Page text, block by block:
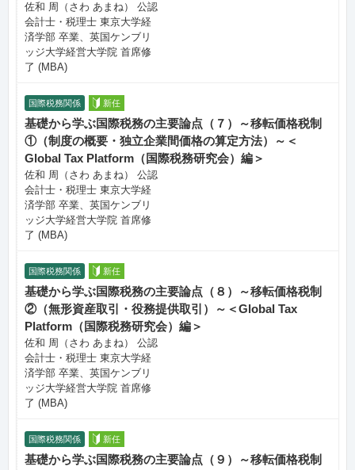
佐和 周（さわ あまね） 公認
会計士・税理士 東京大学経
済学部 卒業、英国ケンブリ
ッジ大学経営大学院 首席修
了 (MBA)
国際税務関係 新任
基礎から学ぶ国際税務の主要論点（７）～移転価格税制
①（制度の概要・独立企業間価格の算定方法）～＜
Global Tax Platform（国際税務研究会）編＞
佐和 周（さわ あまね） 公認
会計士・税理士 東京大学経
済学部 卒業、英国ケンブリ
ッジ大学経営大学院 首席修
了 (MBA)
国際税務関係 新任
基礎から学ぶ国際税務の主要論点（８）～移転価格税制
②（無形資産取引・役務提供取引）～＜Global Tax
Platform（国際税務研究会）編＞
佐和 周（さわ あまね） 公認
会計士・税理士 東京大学経
済学部 卒業、英国ケンブリ
ッジ大学経営大学院 首席修
了 (MBA)
国際税務関係 新任
基礎から学ぶ国際税務の主要論点（９）～移転価格税制